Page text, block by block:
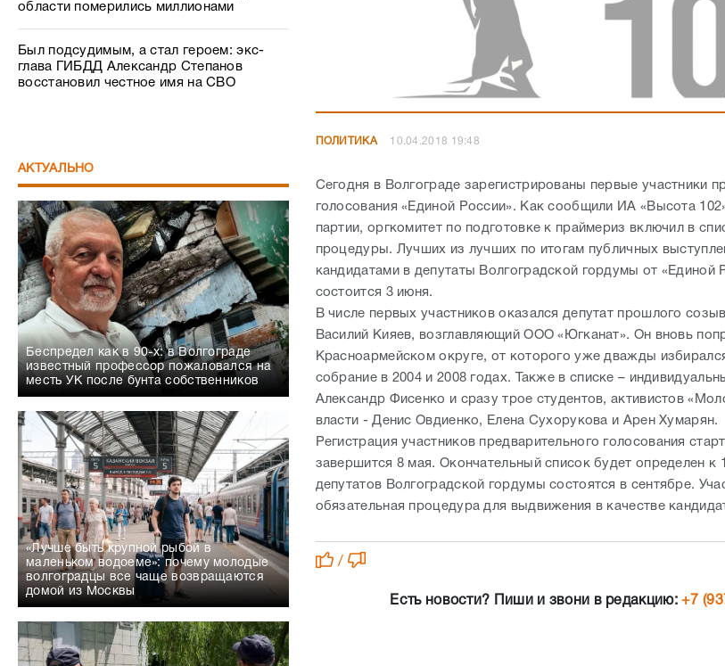
области померились миллионами
Был подсудимым, а стал героем: экс-
глава ГИБДД Александр Степанов
восстановил честное имя на СВО
АКТУАЛЬНО
Беспредел как в 90-х: в Волгограде
известный профессор пожаловался на
месть УК после бунта собственников
«Лучше быть крупной рыбой в
маленьком водоеме»: почему молодые
волгоградцы все чаще возвращаются
домой из Москвы
ПОЛИТИКА 10.04.2018 19:48
Сегодня в Волгограде зарегистрированы первые участники
голосования «Единой России». Как сообщили ИА «Высота
партии, оргкомитет по подготовке к праймериз включил в
процедуры. Лучших из лучших по итогам публичных
кандидатами в депутаты Волгоградской гордумы от «Единой
состоится 3 июня.
В числе первых участников оказался депутат прошлого
Василий Кияев, возглавляющий ООО «Югканат». Он вновь
Красноармейском округе, от которого уже дважды
собрание в 2004 и 2008 годах. Также в списке –
Александр Фисенко и сразу трое студентов, активистов
власти - Денис Овдиенко, Елена Сухорукова и Арен Хумарян.
Регистрация участников предварительного голосования
завершится 8 мая. Окончательный список будет определен
депутатов Волгоградской гордумы состоятся в сентябре.
обязательная процедура для выдвижения в качестве
/
Есть новости? Пиши и звони в редакцию:+7